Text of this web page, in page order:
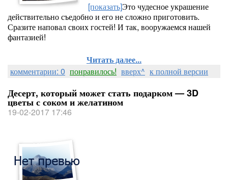
[показать]Это чудесное украшение
действительно съедобно и его не сложно приготовить.
Сразите наповал своих гостей! И так, вооружаемся нашей
фантазией!
Читать далее...
комментарии: 0 понравилось! вверх^ к полной версии
Десерт, который может стать подарком — 3D
цветы с соком и желатином
19-02-2017 17:46